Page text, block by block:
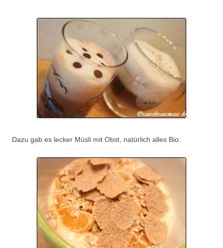
Dazu gab es lecker Müsli mit Obst, natürlich alles Bio.